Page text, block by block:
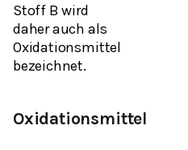
Stoff B wird
daher auch als
Oxidationsmittel
bezeichnet.
Oxidationsmittel